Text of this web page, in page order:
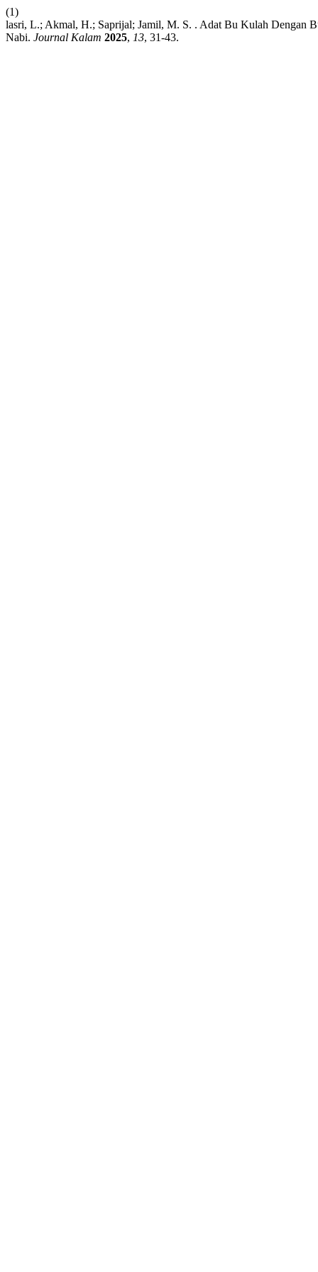
(1)
lasri, L.; Akmal, H.; Saprijal; Jamil, M. S. . Adat Bu Kulah Dengan
Nabi. Journal Kalam 2025, 13, 31-43.